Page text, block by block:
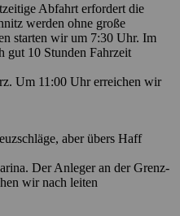
Abfahrt erfordert die
werden ohne große
starten wir um 7:30 Uhr. Im
gut 10 Stunden Fahrzeit
Um 11:00 Uhr erreichen wir
aber übers Haff
Der Anleger an der Grenz­
wir nach leiten